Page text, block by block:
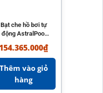
Bạt che hồ bơi tự
động AstralPool
tiện lợi
154.365.000₫
Thêm vào giỏ
hàng